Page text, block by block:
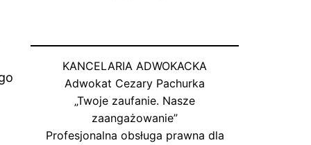
KANCELARIA ADWOKACKA
Adwokat Cezary Pachurka
„Twoje zaufanie. Nasze
zaangażowanie”
Profesjonalna obsługa prawna dla